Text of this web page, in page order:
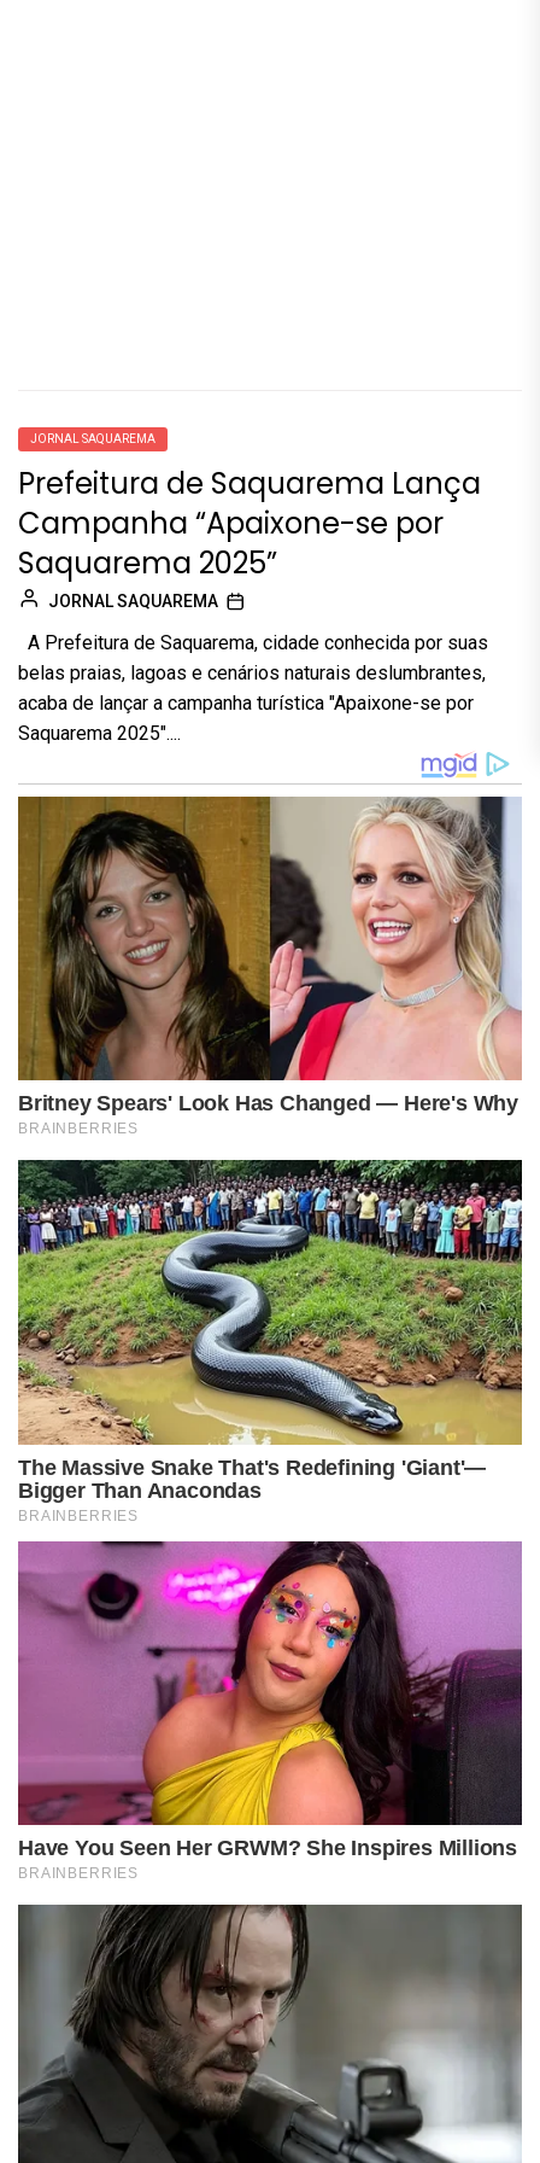
JORNAL SAQUAREMA
Prefeitura de Saquarema Lança
Campanha “Apaixone-se por
Saquarema 2025”
JORNAL SAQUAREMA
A Prefeitura de Saquarema, cidade conhecida por suas
belas praias, lagoas e cenários naturais deslumbrantes,
acaba de lançar a campanha turística "Apaixone-se por
Saquarema 2025"....